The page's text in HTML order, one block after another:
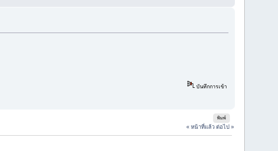
บันทึกการเข้า
พิมพ์
« หน้าที่แล้ว ต่อไป »